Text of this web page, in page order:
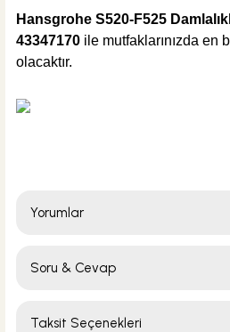
48.217,49 TL
Hansgrohe Metris Select M71 spiralli
46.984,80 TL
Hansgrohe S520-F525
43347170 ile mutfaklarınızda en
olacaktır.
Yorumlar
Soru & Cevap
Taksit Seçenekleri